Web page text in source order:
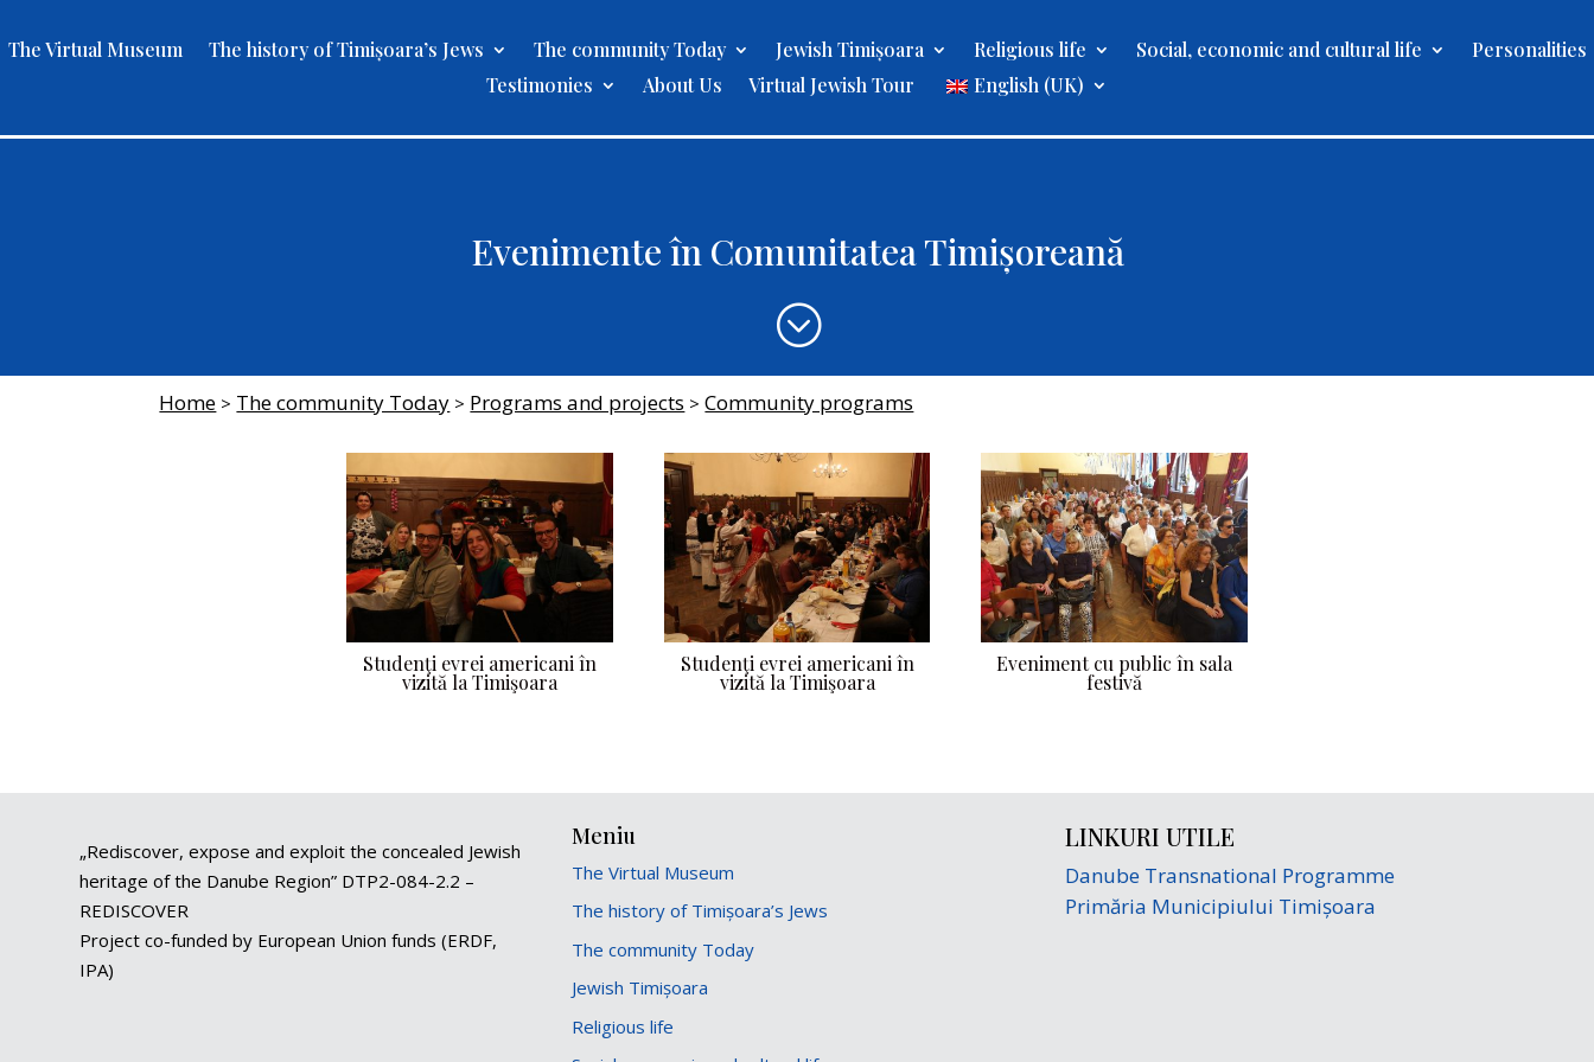
The Virtual Museum The history of Timișoara’s Jews The community Today Jewish Timișoara Religious life Social, economic and cultural life
Personalities
Testimonies
About Us Virtual Jewish Tour English (UK)
Evenimente în Comunitatea Timișoreană
;
Home > The community Today > Programs and projects >Community programs
Studenţi evrei americani în
vizită la Timişoara
Studenţi evrei americani în
vizită la Timişoara
Eveniment cu public în sala
festivă
„Rediscover, expose and exploit the concealed Jewish
heritage of the Danube Region” DTP2-084-2.2 –
REDISCOVER
Project co-funded by European Union funds (ERDF,
IPA)
Meniu
The Virtual Museum
The history of Timișoara’s Jews
The community Today
Jewish Timișoara
Religious life
LINKURI UTILE
Danube Transnational Programme
Primăria Municipiului Timișoara